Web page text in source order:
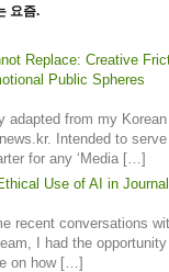
요즘.
Replace: Creative
Public Spheres
adapted from my
Intended to
for any ‘Media […]
Use of AI in
recent conversations
I had the
on how […]